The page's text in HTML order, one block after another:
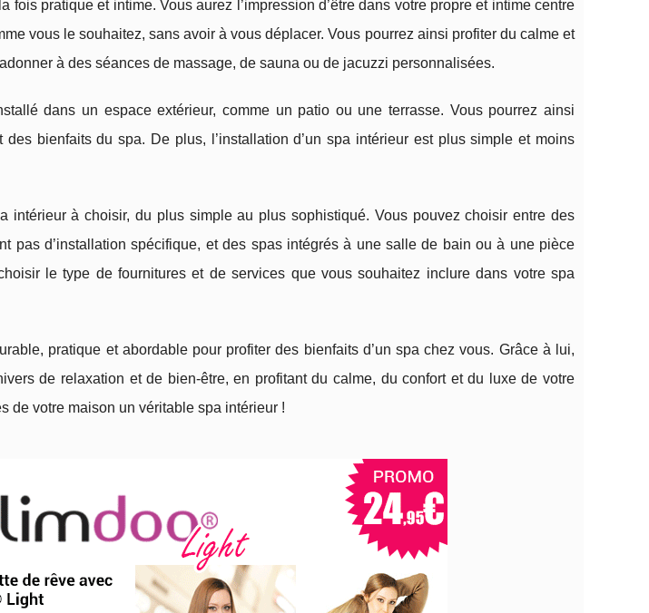
fois pratique et intime. Vous aurez l’impression d’être dans votre propre et intime centre
vous le souhaitez, sans avoir à vous déplacer. Vous pourrez ainsi profiter du calme et
à des séances de massage, de sauna ou de jacuzzi personnalisées.
dans un espace extérieur, comme un patio ou une terrasse. Vous pourrez ainsi
bienfaits du spa. De plus, l’installation d’un spa intérieur est plus simple et moins
intérieur à choisir, du plus simple au plus sophistiqué. Vous pouvez choisir entre des
pas d’installation spécifique, et des spas intégrés à une salle de bain ou à une pièce
le type de fournitures et de services que vous souhaitez inclure dans votre spa
pratique et abordable pour profiter des bienfaits d’un spa chez vous. Grâce à lui,
de relaxation et de bien-être, en profitant du calme, du confort et du luxe de votre
de votre maison un véritable spa intérieur !